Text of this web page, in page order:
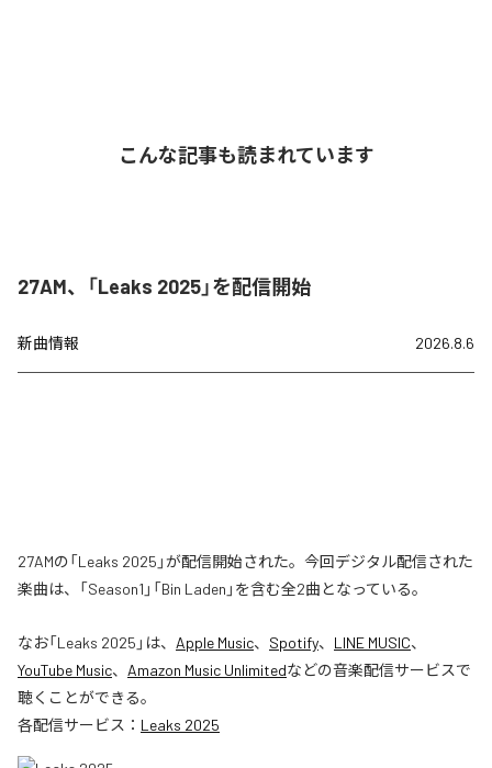
こんな記事も読まれています
27AM、「Leaks 2025」を配信開始
新曲情報 2026.8.6
27AMの「Leaks 2025」が配信開始された。今回デジタル配信された
楽曲は、「Season1」「Bin Laden」を含む全2曲となっている。
なお「Leaks 2025 」は、 Apple Music、 Spotify、 LINE MUSIC、
YouTube Music、 Amazon Music Unlimitedなどの音楽配信サービスで
聴くことができる。
各配信サービス： Leaks 2025